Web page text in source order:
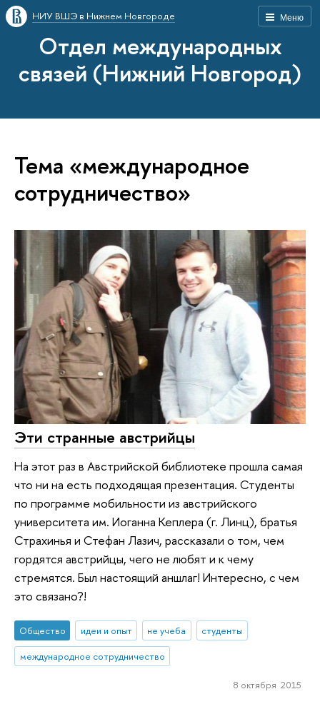
Меню
НИУ ВШЭ в Нижнем Новгороде
Отдел международных
связей (Нижний Новгород)
Тема «международное
сотрудничество»
Эти странные австрийцы
На этот раз в Австрийской библиотеке прошла самая
что ни на есть подходящая презентация. Студенты
по программе мобильности из австрийского
университета им. Иоганна Кеплера (г. Линц), братья
Страхинья и Стефан Лазич, рассказали о том, чем
гордятся австрийцы, чего не любят и к чему
стремятся. Был настоящий аншлаг! Интересно, с чем
это связано?!
Общество идеи и опыт не учеба
студенты
международное сотрудничество
8 октября 2015